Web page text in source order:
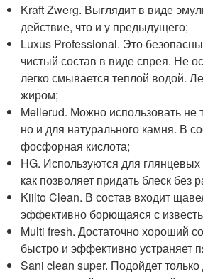
Kraft Zwerg. Выглядит в виде
действие, что и у предыдущего;
Luxus Professional. Это
чистый состав в виде спрея. Не
легко смывается теплой водой.
жиром;
Mellerud. Можно использовать не
но и для натурального камня. В
фосфорная кислота;
HG. Используются для глянцевых
как позволяет придать блеск без
Kiilto Clean. В состав входит
эффективно борющаяся с
Multi fresh. Достаточно хороший
быстро и эффективно устраняет
Sani clean super. Подойдет только